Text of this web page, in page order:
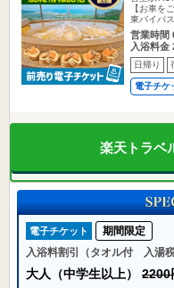
【お車を
東バイパ
営業時間
入浴料金
日帰り
電子チケ
楽天トラベ
電子チケット
期間限定
入浴料割引（タオル付 入湯税
大人（中学生以上） 2200